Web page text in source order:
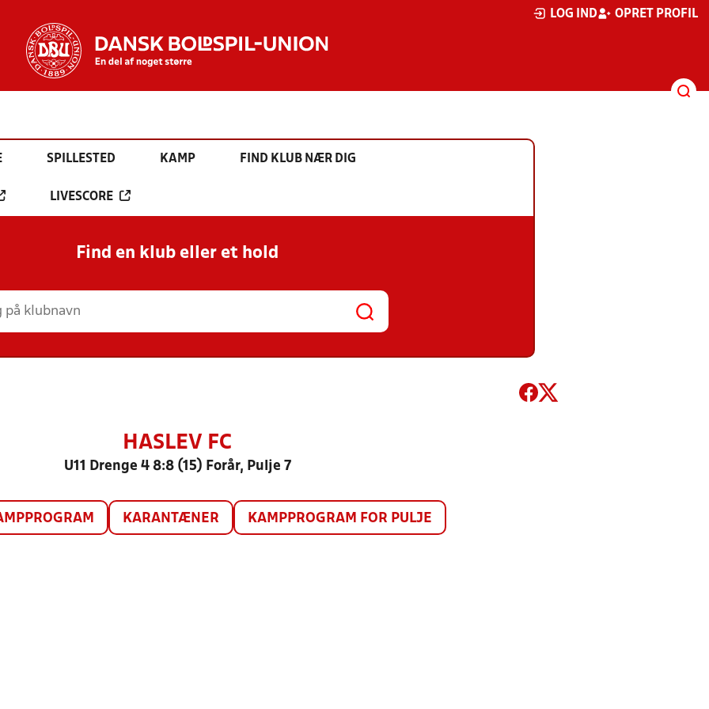
LOG IND OPRET PROFIL
SPILLESTED KAMP FIND KLUB NÆR DIG
LIVESCORE
Find en klub eller et hold
HASLEV FC
U11 Drenge 4 8:8 (15) Forår, Pulje 7
KARANTÆNER KAMPPROGRAM FOR PULJE